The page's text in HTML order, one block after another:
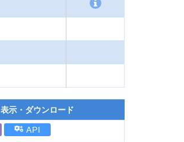
表示・ダウンロード
API